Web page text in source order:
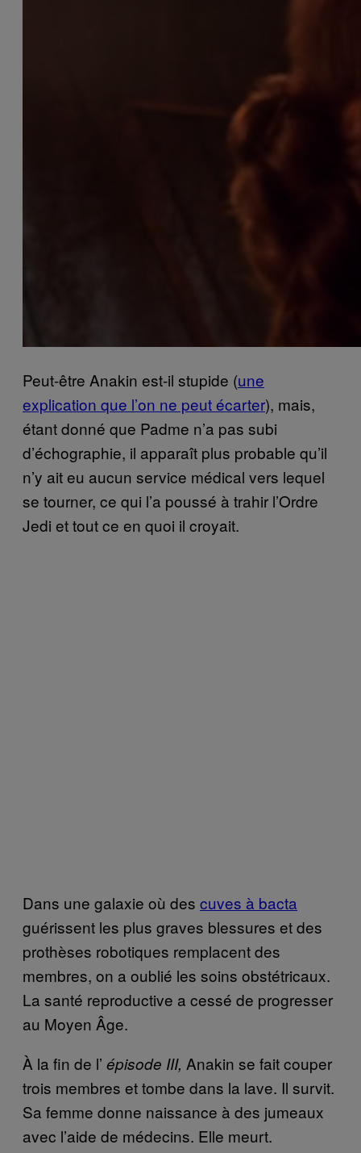
Peut-être Anakin est-il stupide (une
explication que l’on ne peut écarter), mais,
étant donné que Padme n’a pas subi
d’échographie, il apparaît plus probable qu’il
n’y ait eu aucun service médical vers lequel
se tourner, ce qui l’a poussé à trahir l’Ordre
Jedi et tout ce en quoi il croyait.
Dans une galaxie où des cuves à bacta
guérissent les plus graves blessures et des
prothèses robotiques remplacent des
membres, on a oublié les soins obstétricaux.
La santé reproductive a cessé de progresser
au Moyen Âge.
À la fin de l’ épisode III, Anakin se fait couper
trois membres et tombe dans la lave. Il survit.
Sa femme donne naissance à des jumeaux
avec l’aide de médecins. Elle meurt.